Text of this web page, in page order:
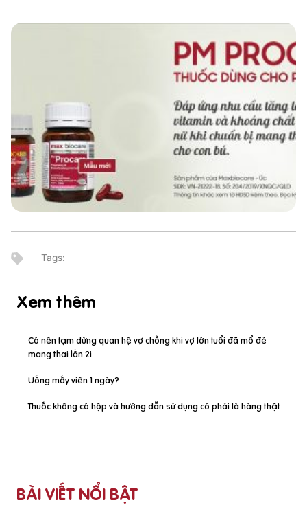
Xem thêm
Có nên tạm dừng quan hệ vợ chồng khi vợ lớn tuổi đã mổ đẻ
mang thai lần 2i
Uống mấy viên 1 ngày?
Thuốc không có hộp và hướng dẫn sử dụng có phải là hàng thật
BÀI VIẾT NỔI BẬT